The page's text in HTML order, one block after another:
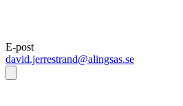
E-post
david.jerrestrand@alingsas.se